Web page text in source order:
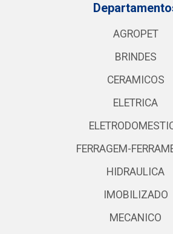
AGROPET
BRINDES
CERAMICOS
ELETRICA
FERRAGEM-
HIDRAULICA
IMOBILIZADO
MECANICO